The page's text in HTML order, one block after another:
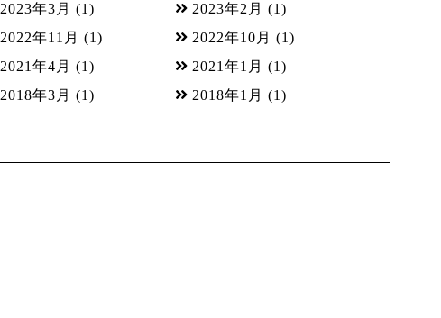
2023年3月 (1) 2023年2月 (1)
2022年11月 (1) 2022年10月 (1)
2021年4月 (1) 2021年1月 (1)
2018年3月 (1) 2018年1月 (1)